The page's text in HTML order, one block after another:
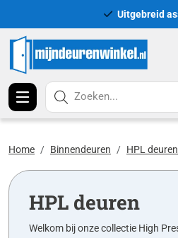
Uitgebreid assortiment uit
Zoeken...
Home Binnendeuren HPL deuren
HPL deuren
Welkom bij onze collectie High